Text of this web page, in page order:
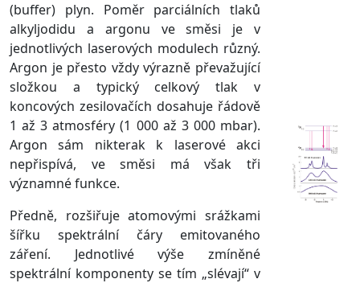
(buffer) plyn. Poměr parciálních tlaků
alkyljodidu a argonu ve směsi je v
jednotlivých laserových modulech různý.
Argon je přesto vždy výrazně převažující
složkou a typický celkový tlak v
koncových zesilovačích dosahuje řádově
1 až 3 atmosféry (1 000 až 3 000 mbar).
Argon sám nikterak k laserové akci
nepřispívá, ve směsi má však tři
významné funkce.
Předně, rozšiřuje atomovými srážkami
šířku spektrální čáry emitovaného
záření. Jednotlivé výše zmíněné
spektrální komponenty se tím „slévají“ v